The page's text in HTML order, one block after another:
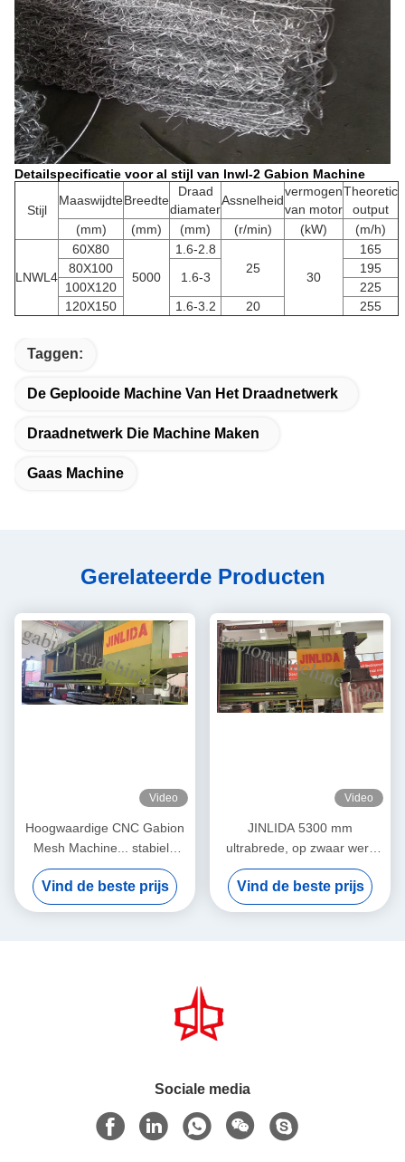
Detailspecificatie voor al stijl van lnwl-2 Gabion Machine
Stijl
MaaswijdteBreedte
Draad
diamater
Assnelheid
vermogen
van motor
Theoretic
output
(mm)
(mm) (mm) (r/min) (kW) (m/h)
LNWL4
60X80
5000
1.6-2.8
25
30
165
80X100
1.6-3
195
100X120
225
120X150
1.6-3.2 20 255
Taggen:
De Geplooide Machine Van Het Draadnetwerk
Draadnetwerk Die Machine Maken
Gaas Machine
Gerelateerde Producten
Video
Hoogwaardige CNC Gabion
Mesh Machine... stabiele
productie, hogere winst
Vind de beste prijs
Video
JINLIDA 5300 mm
ultrabrede, op zwaar werk
berekende CNC Gabion-
gaasmachine voor de
productie van zeshoekige
Vind de beste prijs
Sociale media